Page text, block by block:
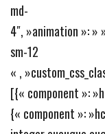
md-
4″, »animation »: »
sm-12
« ,
[{« component »:
{« component »: